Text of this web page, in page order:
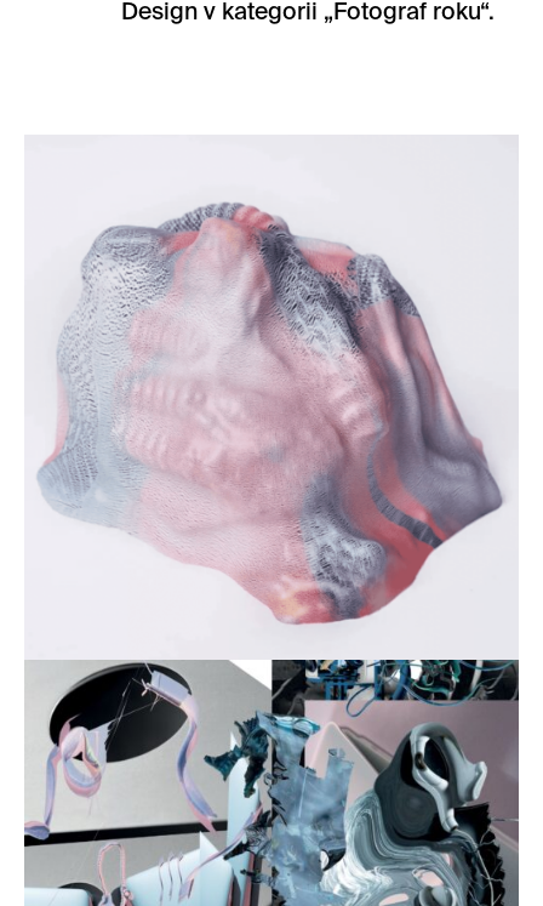
Design v kategorii „Fotograf roku“.